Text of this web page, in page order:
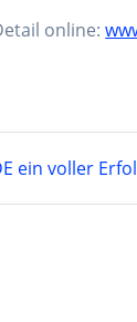
online:
ein voller